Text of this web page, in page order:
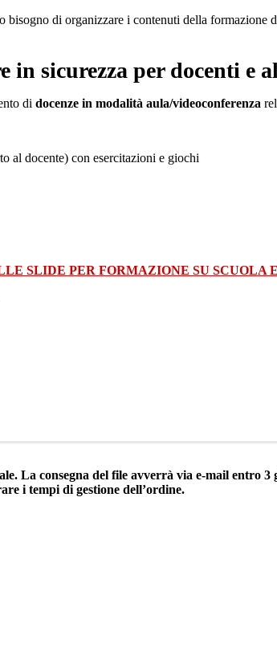
bisogno di organizzare i contenuti della
in sicurezza per docenti e
di docenze in modalità aula/videoconferenza
al docente) con esercitazioni e giochi
SLIDE PER FORMAZIONE SU SCUOLA
La consegna del file avverrà via e-mail entro
i tempi di gestione dell’ordine.